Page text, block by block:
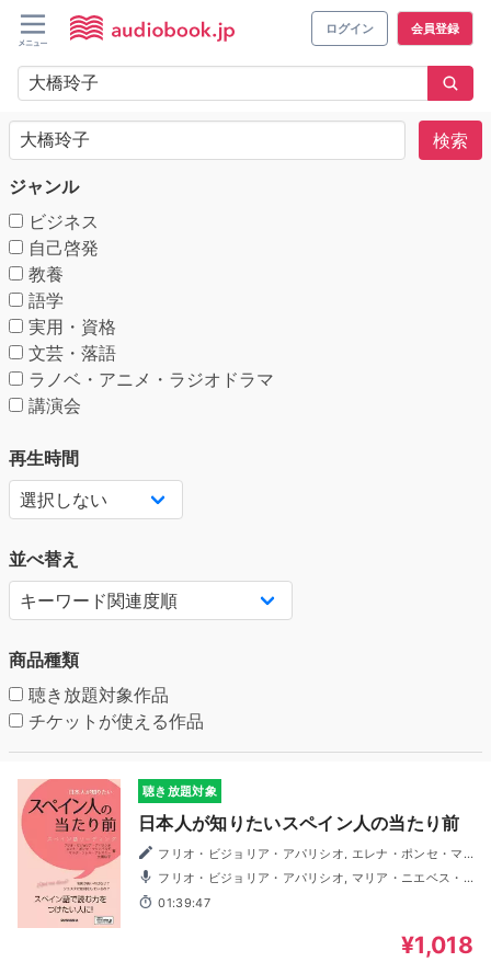
ログイン 会員登録
検索
ジャンル
ビジネス
自己啓発
教養
語学
実用・資格
文芸・落語
ラノベ・アニメ・ラジオドラマ
講演会
再生時間
並べ替え
商品種類
聴き放題対象作品
チケットが使える作品
聴き放題対象
日本人が知りたいスペイン人の当たり前
リンバルド, マルタ・ソレル・アレマニー, 大橋玲子
ロドリゲス・ベニト
01:39:47
¥1,018